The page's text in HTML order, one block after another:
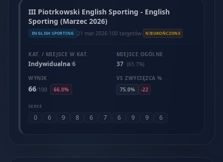
III Piotrkowski English Sporting - English
Sporting (Marzec 2026)
ENGLISH SPORTING 21 mar 2026·100 targetów· NIEUKOŃCZONE
KAT. / MIEJSCE W KAT.
Indywidualna/6
MIEJSCE OGÓLNE
37 (65.7%)
WYNIK
66/100 66.0%
VS ZWYCIĘZCA %
75.0%
-22
SERIE
0 6 9 8 6 7 6 9 9 6